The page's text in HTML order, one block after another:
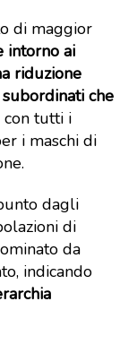
di maggior
intorno ai
riduzione
che
con tutti i
i maschi di
dagli
di
da
indicando